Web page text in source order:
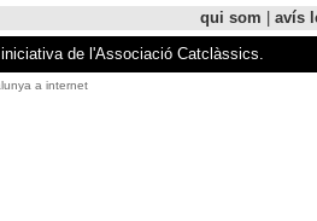
qui som
avís
de l'Associació Catclàssics.
a internet